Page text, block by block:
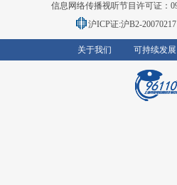
信息网络传播视听节目许可证：
沪ICP证:沪B2-20070217
关于我们 可持续发展